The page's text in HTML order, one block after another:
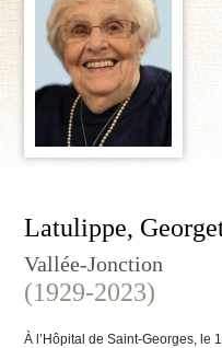
Latulippe,
Vallée-Jonction
(1929-2023)
À l’Hôpital de Saint-Georges, le